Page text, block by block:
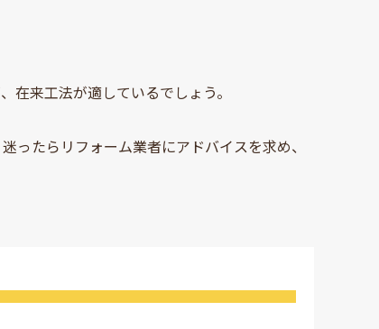
在来工法が適しているでしょう。
ったらリフォーム業者にアドバイスを求め、